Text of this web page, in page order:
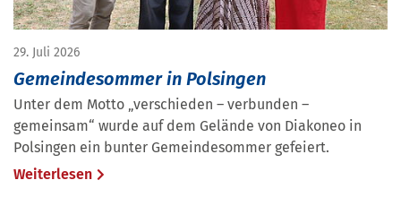
29. Juli 2026
Gemeindesommer in Polsingen
Unter dem Motto „verschieden – verbunden –
gemeinsam“ wurde auf dem Gelände von Diakoneo in
Polsingen ein bunter Gemeindesommer gefeiert.
Weiterlesen